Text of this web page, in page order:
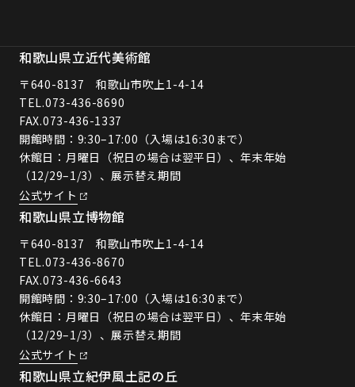
和歌山県立近代美術館
〒640-8137 和歌山市吹上1-4-14
TEL.073-436-8690
FAX.073-436-1337
開館時間：9:30–17:00（入場は16:30まで）
休館日：月曜日（祝日の場合は翌平日）、年末年始
（12/29–1/3）、展示替え期間
公式サイト
和歌山県立博物館
〒640-8137 和歌山市吹上1-4-14
TEL.073-436-8670
FAX.073-436-6643
開館時間：9:30–17:00（入場は16:30まで）
休館日：月曜日（祝日の場合は翌平日）、年末年始
（12/29–1/3）、展示替え期間
公式サイト
和歌山県立紀伊風土記の丘